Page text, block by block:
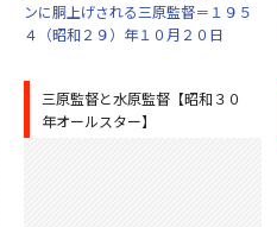
ンに胴上げされる三原監督＝１９５
４（昭和２９）年１０月２０日
三原監督と水原監督【昭和３０
年オールスター】